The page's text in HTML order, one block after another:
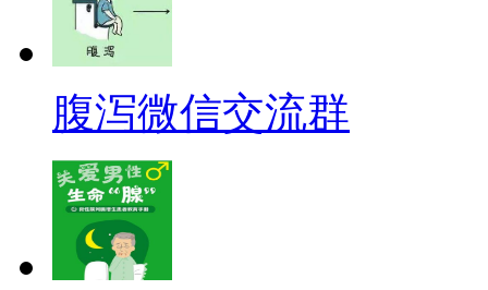
腹泻微信交流群